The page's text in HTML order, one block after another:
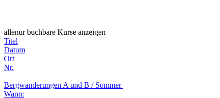
allenur buchbare Kurse anzeigen
Titel
Datum
Ort
Nr.
Bergwanderungen A und B / Sommer
Wann: